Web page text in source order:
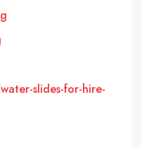
slides-for-hire-